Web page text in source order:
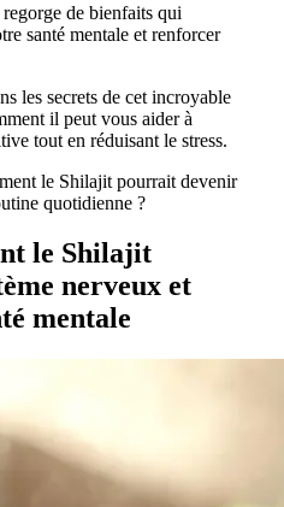
de bienfaits qui
santé mentale et renforcer
les secrets de cet incroyable
il peut vous aider à
tout en réduisant le stress.
le Shilajit pourrait devenir
quotidienne ?
le Shilajit
nerveux et
mentale